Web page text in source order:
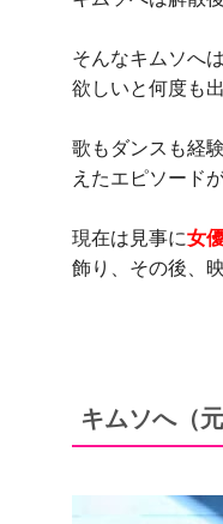
そんなキムソへ
欲しいと何度も
歌もダンスも経
えたエピソード
現在は見事に女
飾り、その後、
キムソへ（元